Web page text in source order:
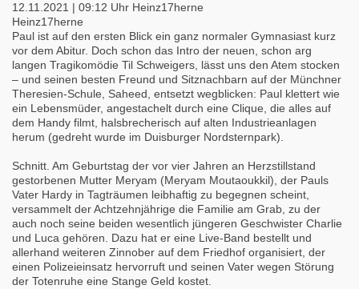
12.11.2021 | 09:12 Uhr Heinz17herne
Heinz17herne
Paul ist auf den ersten Blick ein ganz normaler Gymnasiast kurz
vor dem Abitur. Doch schon das Intro der neuen, schon arg
langen Tragikomödie Til Schweigers, lässt uns den Atem stocken
– und seinen besten Freund und Sitznachbarn auf der Münchner
Theresien-Schule, Saheed, entsetzt wegblicken: Paul klettert wie
ein Lebensmüder, angestachelt durch eine Clique, die alles auf
dem Handy filmt, halsbrecherisch auf alten Industrieanlagen
herum (gedreht wurde im Duisburger Nordsternpark).
Schnitt. Am Geburtstag der vor vier Jahren an Herzstillstand
gestorbenen Mutter Meryam (Meryam Moutaoukkil), der Pauls
Vater Hardy in Tagträumen leibhaftig zu begegnen scheint,
versammelt der Achtzehnjährige die Familie am Grab, zu der
auch noch seine beiden wesentlich jüngeren Geschwister Charlie
und Luca gehören. Dazu hat er eine Live-Band bestellt und
allerhand weiteren Zinnober auf dem Friedhof organisiert, der
einen Polizeieinsatz hervorruft und seinen Vater wegen Störung
der Totenruhe eine Stange Geld kostet.